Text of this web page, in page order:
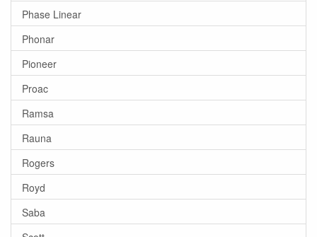
Phase Linear
Phonar
Pioneer
Proac
Ramsa
Rauna
Rogers
Royd
Saba